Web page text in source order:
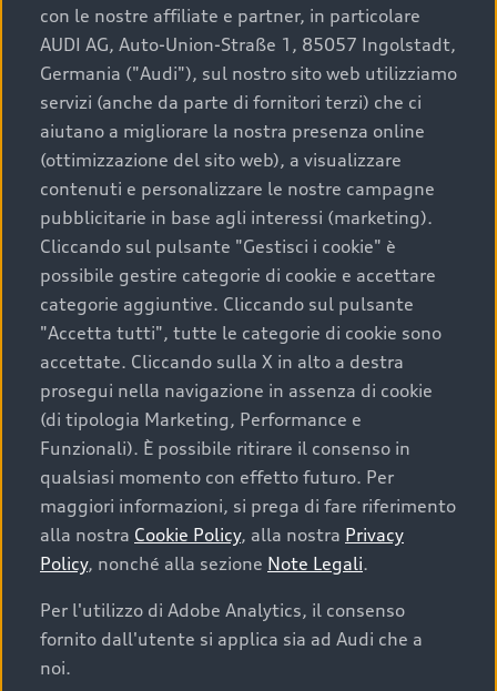
Con l'app myAudi, la tua attività di ricarica
quotidiana è sempre a portata di clic.
Gestione del contratto
Avvio e interruzione delle operazioni di ricarica
Panoramica della fatturazione
Ricerca delle stazioni di ricarica e pianificazione
del percorso (i punti di ricarica Audi sono
contrassegnati dagli anelli Audi)
Gestisci le tue carte di ricarica Audi per attivare
Audi Wallbox plus e Audi Wallbox pro
con le nostre affiliate e partner, in particolare
AUDI AG, Auto-Union-Straße 1, 85057 Ingolstadt,
Germania ("Audi"), sul nostro sito web utilizziamo
servizi (anche da parte di fornitori terzi) che ci
aiutano a migliorare la nostra presenza online
(ottimizzazione del sito web), a visualizzare
contenuti e personalizzare le nostre campagne
pubblicitarie in base agli interessi (marketing).
Cliccando sul pulsante "Gestisci i cookie" è
possibile gestire categorie di cookie e accettare
categorie aggiuntive. Cliccando sul pulsante
"Accetta tutti", tutte le categorie di cookie sono
accettate. Cliccando sulla X in alto a destra
prosegui nella navigazione in assenza di cookie
(di tipologia Marketing, Performance e
Funzionali). È possibile ritirare il consenso in
qualsiasi momento con effetto futuro. Per
maggiori informazioni, si prega di fare riferimento
alla nostra Cookie Policy, alla nostra Privacy
Policy, nonché alla sezione Note Legali.
Per l'utilizzo di Adobe Analytics, il consenso
fornito dall'utente si applica sia ad Audi che a
noi.